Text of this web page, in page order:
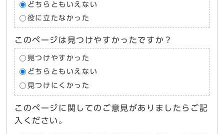
どちらともいえない
役に立たなかった
このページは見つけやすかったですか？
見つけやすかった
どちらともいえない
見つけにくかった
このページに関してのご意見がありましたらご記
入ください。